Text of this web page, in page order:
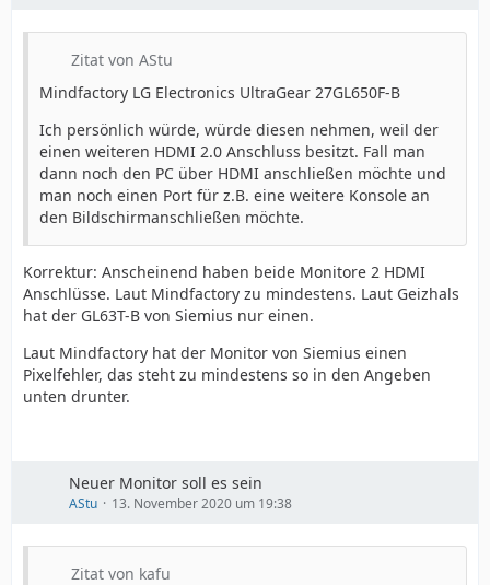
Zitat von AStu
Mindfactory LG Electronics UltraGear 27GL650F-B
Ich persönlich würde, würde diesen nehmen, weil der
einen weiteren HDMI 2.0 Anschluss besitzt. Fall man
dann noch den PC über HDMI anschließen möchte und
man noch einen Port für z.B. eine weitere Konsole an
den Bildschirmanschließen möchte.
Korrektur: Anscheinend haben beide Monitore 2 HDMI
Anschlüsse. Laut Mindfactory zu mindestens. Laut Geizhals
hat der GL63T-B von Siemius nur einen.
Laut Mindfactory hat der Monitor von Siemius einen
Pixelfehler, das steht zu mindestens so in den Angeben
unten drunter.
Neuer Monitor soll es sein
AStu 13. November 2020 um 19:38
Zitat von kafu